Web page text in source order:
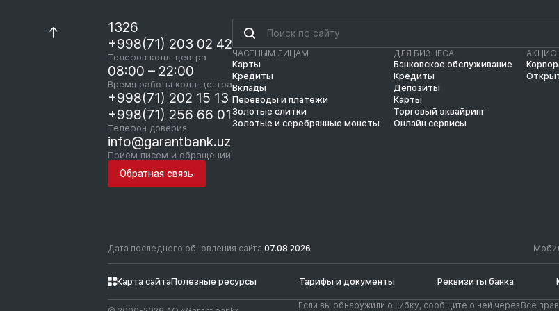
1326
+998(71) 203 02 42
Телефон колл-центра
08:00 – 22:00
Время работы колл-центра
+998(71) 202 15 13
+998(71) 256 66 01
Телефон доверия
info@garantbank.uz
Приём писем и обращений
Обратная связь
ЧАСТНЫМ ЛИЦАМ
Карты
Кредиты
Вклады
Переводы и платежи
Золотые слитки
Золотые и серебрянные монеты
ДЛЯ БИЗНЕСА
Банковское обслуживание
Кредиты
Депозиты
Карты
Торговый эквайринг
Онлайн сервисы
Дата последнего обновления сайта 07.08.2026
Карта сайтаПолезные ресурсы Тарифы и документы Реквизиты банка
Если вы обнаружили ошибку, сообщите о ней через Все